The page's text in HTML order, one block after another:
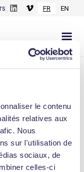
le contenu
relatives aux
Nous
sur l'utilisation de
sociaux, de
celles-ci
FR EN
Transports,
à Daniel